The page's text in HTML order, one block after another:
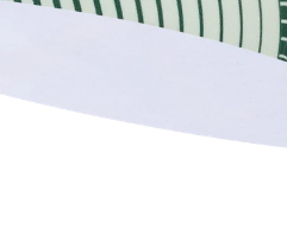
ORIGIN OCEAN BLUE